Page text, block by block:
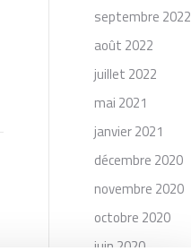
septembre 2022
août 2022
juillet 2022
mai 2021
janvier 2021
décembre 2020
novembre 2020
octobre 2020
juin 2020